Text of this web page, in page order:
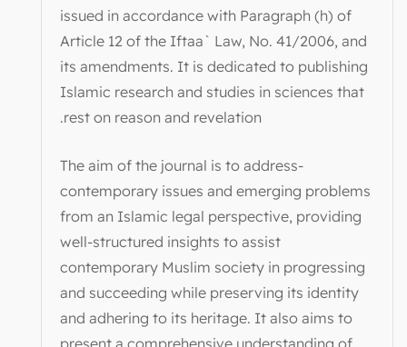
issued in accordance with Paragraph (h) of
Article 12 of the Iftaa` Law, No. 41/2006, and
its amendments. It is dedicated to publishing
Islamic research and studies in sciences that
rest on reason and revelation.
-The aim of the journal is to address
contemporary issues and emerging problems
from an Islamic legal perspective, providing
well-structured insights to assist
contemporary Muslim society in progressing
and succeeding while preserving its identity
and adhering to its heritage. It also aims to
present a comprehensive understanding of